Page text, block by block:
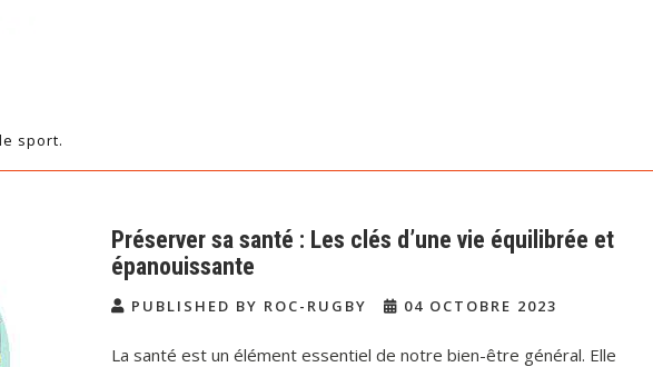
sport.
Préserver sa santé : Les clés d’une vie équilibrée et
épanouissante
PUBLISHED BY ROC-RUGBY 04 OCTOBRE 2023
La santé est un élément essentiel de notre bien-être général. Elle